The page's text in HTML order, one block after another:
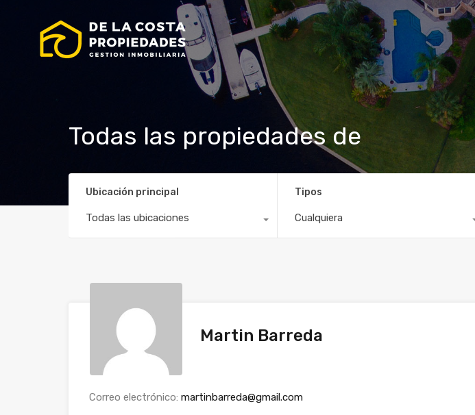
Todas las propiedades de
Ubicación principal
Todas las ubicaciones
Tipos
Cualquiera
Martin Barreda
Correo electrónico: martinbarreda@gmail.com